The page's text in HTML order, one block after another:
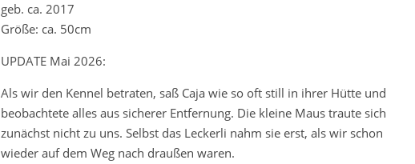
geb. ca. 2017
Größe: ca. 50cm
UPDATE Mai 2026:
Als wir den Kennel betraten, saß Caja wie so oft still in ihrer Hütte und
beobachtete alles aus sicherer Entfernung. Die kleine Maus traute sich
zunächst nicht zu uns. Selbst das Leckerli nahm sie erst, als wir schon
wieder auf dem Weg nach draußen waren.